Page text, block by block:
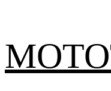
содержимому